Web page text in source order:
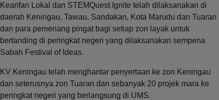
Kearifan Lokal dan STEMQuest Ignite telah dilaksanakan di
daerah Keningau, Tawau, Sandakan, Kota Marudu dan Tuaran
dan para pemenang pingat bagi setiap zon layak untuk
bertanding di peringkat negeri yang dilaksanakan sempena
Sabah Festival of Ideas.
KV Keningau telah menghantar penyertaan ke zon Keningau
dan seterusnya zon Tuaran dan sebanyak 20 projek mara ke
peringkat negeri yang berlangsung di UMS.